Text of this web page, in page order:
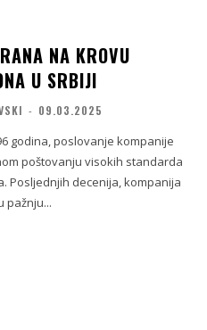
NA KROVU
U SRBIJI
- 09.03.2025
godina, poslovanje kompanije
poštovanju visokih standarda
Posljednjih decenija, kompanija
pažnju...